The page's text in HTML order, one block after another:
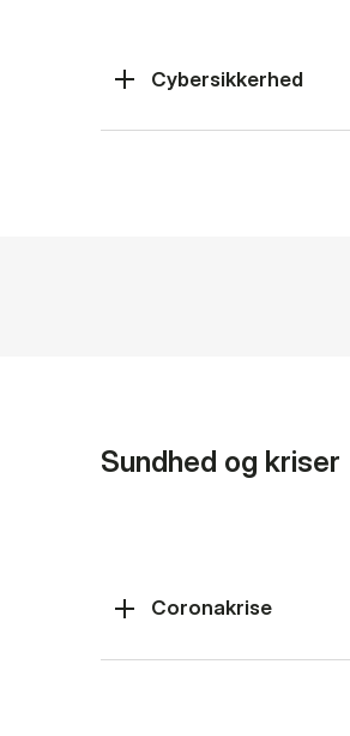
Cybersikkerhed
Sundhed og kriser
Coronakrise